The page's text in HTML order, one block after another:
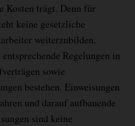
Kosten trägt. Denn für
keine gesetzliche
weiterzubilden.
Regelungen in
sowie
bestehen. Einweisungen
und darauf aufbauende
sind keine